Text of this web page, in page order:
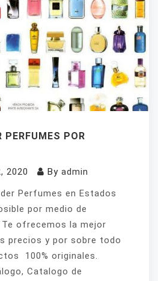
PERFUMES POR
2020 By admin
Perfumes en Estados
por medio de
ofrecemos la mejor
precios y por sobre todo
100% originales.
Catalogo de